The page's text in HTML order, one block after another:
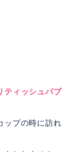
ティッシュパブ
ップの時に訪れ